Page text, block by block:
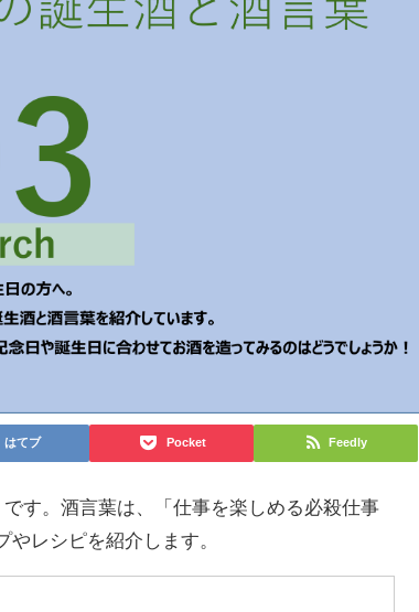
はてブ Pocket Feedly
す。酒言葉は、「仕事を楽しめる必殺仕事
やレシピを紹介します。